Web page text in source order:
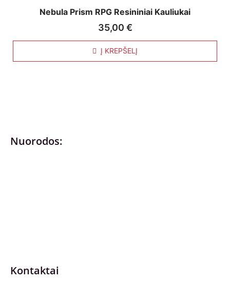
Nebula Prism RPG Resininiai Kauliukai
35,00 €
Į KREPŠELĮ
Nuorodos:
Kontaktai